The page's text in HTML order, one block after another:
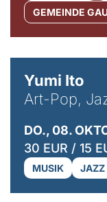
GEMEINDE
Yumi Ito
Art-Pop,
DO., 08.
30 EUR / 15
MUSIK JAZZ